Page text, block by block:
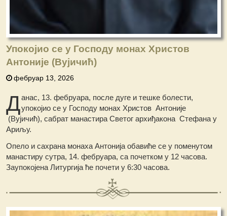
Упокојио се у Господу монах Христов
Антоније (Вујичић)
фебруар 13, 2026
Данас, 13. фебруара, после дуге и тешке болести,
упокојио се у Господу монах Христов Антоније
(Вујичић), сабрат манастира Светог архиђакона Стефана у
Ариљу.
Опело и сахрана монаха Антонија обавиће се у поменутом
манастиру сутра, 14. фебруара, са почетком у 12 часова.
Заупокојена Литургија ће почети у 6:30 часова.